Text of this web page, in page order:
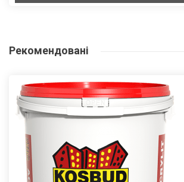
Рекомендовані